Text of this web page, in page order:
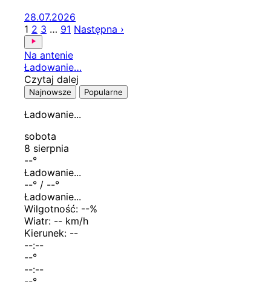
28.07.2026
1 2 3 … 91 Następna ›
Na antenie
Ładowanie…
Czytaj dalej
Najnowsze Popularne
Ładowanie...
sobota
8 sierpnia
--°
Ładowanie...
--° / --°
Ładowanie...
Wilgotność: --%
Wiatr: -- km/h
Kierunek: --
--:--
--°
--:--